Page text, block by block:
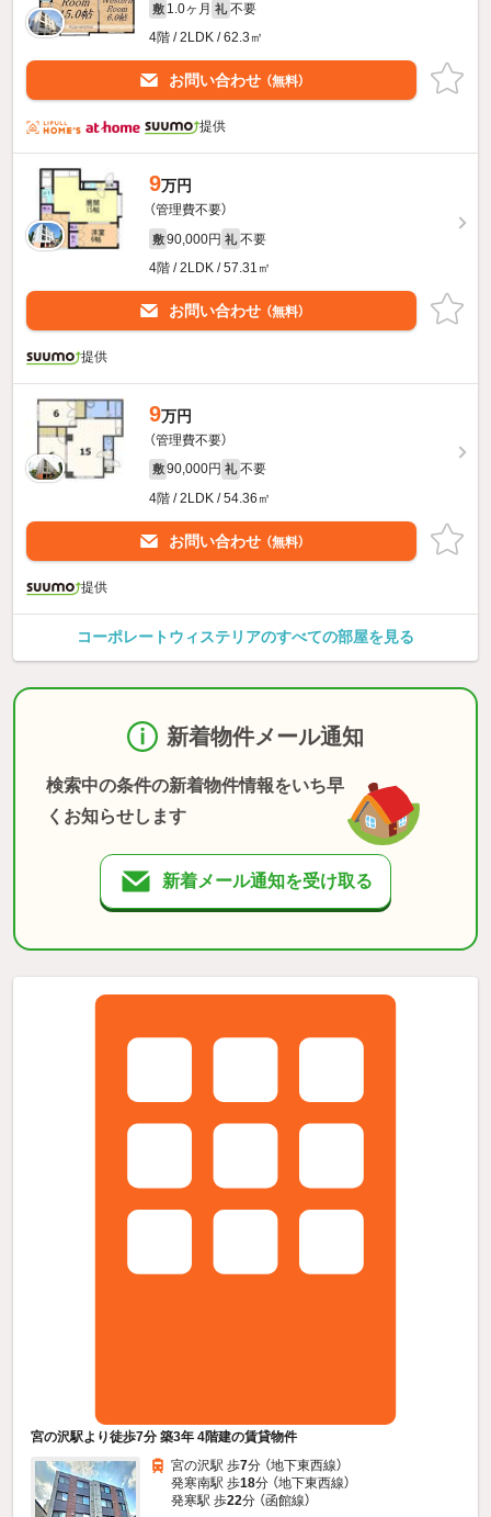
敷 1.0ヶ月 礼 不要
4階 / 2LDK / 62.3㎡
お問い合わせ （無料）
提供
9万円
（管理費不要）
敷 90,000円 礼 不要
4階 / 2LDK / 57.31㎡
お問い合わせ （無料）
提供
9万円
（管理費不要）
敷 90,000円 礼 不要
4階 / 2LDK / 54.36㎡
お問い合わせ （無料）
提供
コーポレートウィステリアのすべての部屋を見る
新着物件メール通知
検索中の条件の新着物件情報をいち早
くお知らせします
新着メール通知を受け取る
宮の沢駅より徒歩7分 築3年 4階建の賃貸物件
宮の沢駅 歩7分 （地下東西線）
発寒南駅 歩18分 （地下東西線）
発寒駅 歩22分 （函館線）